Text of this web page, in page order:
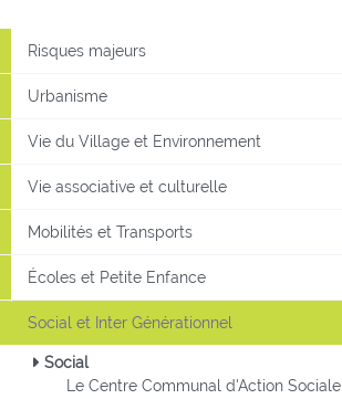
Risques majeurs
Urbanisme
Vie du Village et Environnement
Vie associative et culturelle
Mobilités et Transports
Écoles et Petite Enfance
Social et Inter Générationnel
Social
Le Centre Communal d'Action Sociale